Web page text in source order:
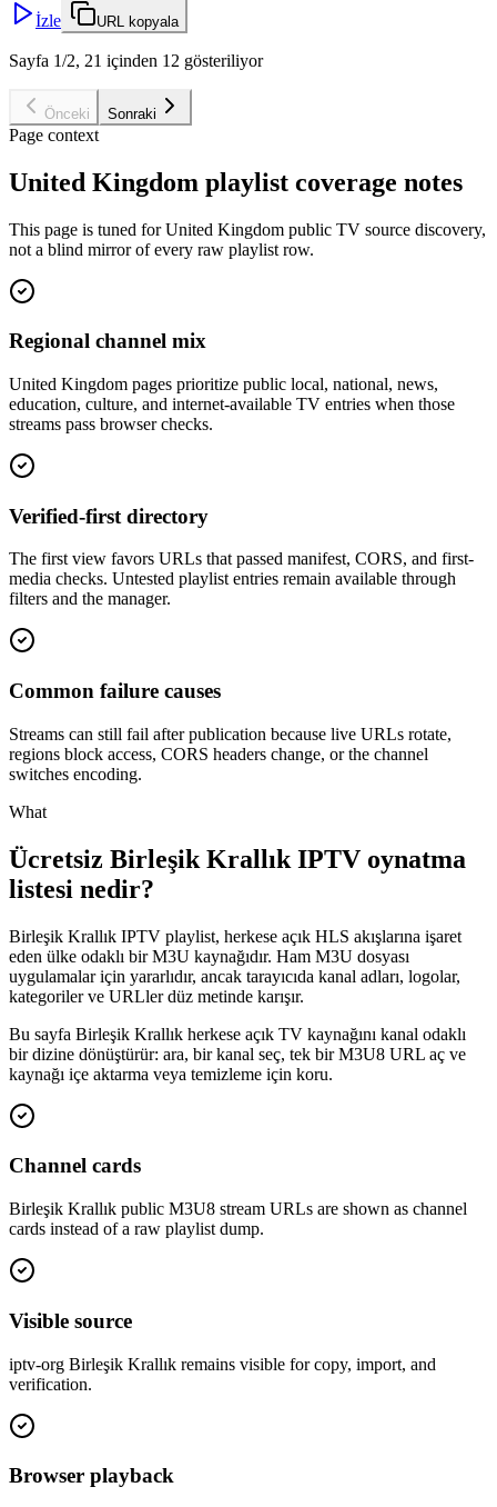
İzle URL kopyala
Sayfa 1/2, 21 içinden 12 gösteriliyor
Önceki Sonraki
Page context
United Kingdom playlist coverage notes
This page is tuned for United Kingdom public TV source discovery,
not a blind mirror of every raw playlist row.
Regional channel mix
United Kingdom pages prioritize public local, national, news,
education, culture, and internet-available TV entries when those
streams pass browser checks.
Verified-first directory
The first view favors URLs that passed manifest, CORS, and first-
media checks. Untested playlist entries remain available through
filters and the manager.
Common failure causes
Streams can still fail after publication because live URLs rotate,
regions block access, CORS headers change, or the channel
switches encoding.
What
Ücretsiz Birleşik Krallık IPTV oynatma
listesi nedir?
Birleşik Krallık IPTV playlist, herkese açık HLS akışlarına işaret
eden ülke odaklı bir M3U kaynağıdır. Ham M3U dosyası
uygulamalar için yararlıdır, ancak tarayıcıda kanal adları, logolar,
kategoriler ve URLler düz metinde karışır.
Bu sayfa Birleşik Krallık herkese açık TV kaynağını kanal odaklı
bir dizine dönüştürür: ara, bir kanal seç, tek bir M3U8 URL aç ve
kaynağı içe aktarma veya temizleme için koru.
Channel cards
Birleşik Krallık public M3U8 stream URLs are shown as channel
cards instead of a raw playlist dump.
Visible source
iptv-org Birleşik Krallık remains visible for copy, import, and
verification.
Browser playback